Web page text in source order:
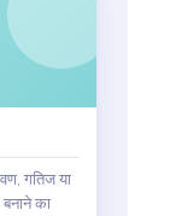
गतिज या
का